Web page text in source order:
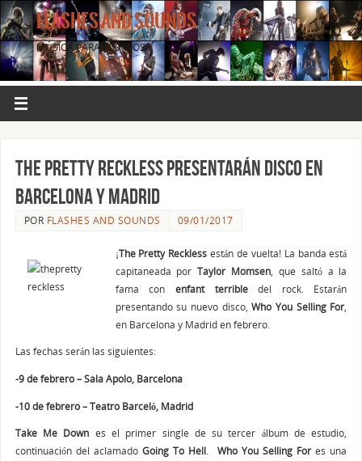
FLASHES AND SOUNDS
MÚSICA PARA LOS OJOS.
THE PRETTY RECKLESS presentarán disco en
Barcelona y Madrid
POR FLASHES AND SOUNDS 09/01/2017
¡The Pretty Reckless están de vuelta! La banda está
capitaneada porTaylor Momsen , que saltó a la
fama con enfant terribledel rock. Estarán
presentando su nuevo disco,Who You Selling For,
en Barcelona y Madrid en febrero.
Las fechas serán las siguientes:
-9 de febrero – Sala Apolo, Barcelona
-10 de febrero – Teatro Barceló, Madrid
Take Me Down es el primer single de su tercer álbum de estudio,
continuación del aclamadoGoing To Hell. Who You Selling Fores una